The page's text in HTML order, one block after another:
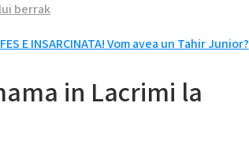
berrak
E INSARCINATA! Vom avea un Tahir Junior?
in Lacrimi la